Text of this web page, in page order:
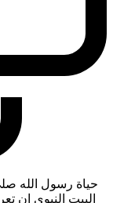
حياة رسول الله
البيت النبوي ان